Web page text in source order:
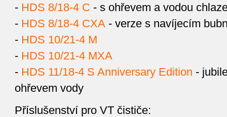
- HDS 8/18-4 C - s ohřevem a vodou
- HDS 8/18-4 CXA- verze s navíjecím
- HDS 10/21-4 M
- HDS 10/21-4 MXA
- HDS 11/18-4 S Anniversary Edition -
ohřevem vody
Příslušenství pro VT čističe: